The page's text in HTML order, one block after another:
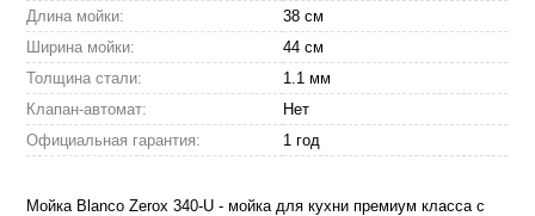
Длина мойки:
38 см
Ширина мойки:
44 см
Толщина стали:
1.1 мм
Клапан-автомат:
Нет
Официальная гарантия:
1 год
Мойка Blanco Zerox 340-U - мойка для кухни премиум класса с